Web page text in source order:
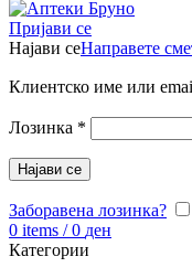
Пријави се
Најави сеНаправете
Клиентско име или
Лозинка *
Најави се
Заборавена лозинка?
0 items / 0 ден
Категории